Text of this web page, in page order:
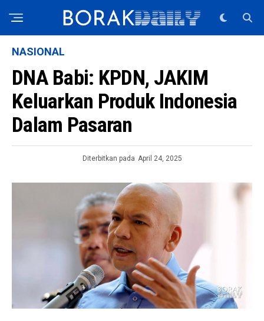
NASIONAL
DNA Babi: KPDN, JAKIM
Keluarkan Produk Indonesia
Dalam Pasaran
Diterbitkan pada April 24, 2025